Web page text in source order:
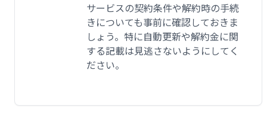
サービスの契約条件や解約時の手続
きについても事前に確認しておきま
しょう。特に自動更新や解約金に関
する記載は見逃さないようにしてく
ださい。